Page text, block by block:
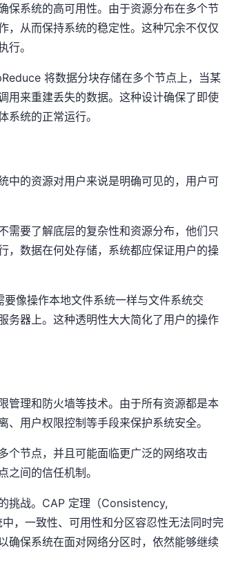
保系统的高可用性。由于资源分布在多个节
，从而保持系统的稳定性。这种冗余不仅仅
行。
将数据分块存储在多个节点上，当某
用来重建丢失的数据。这种设计确保了即使
统的正常运行。
中的资源对用户来说是明确可见的，用户可
需要了解底层的复杂性和资源分布，他们只
，数据在何处存储，系统都应保证用户的操
像操作本地文件系统一样与文件系统交
务器上。这种透明性大大简化了用户的操作
管理和防火墙等技术。由于所有资源都是本
用户权限控制等手段来保护系统安全。
个节点，并且可能面临更广泛的网络攻击
间的信任机制。
挑战。CAP 定理（Consistency,
，一致性、可用性和分区容忍性无法同时完
确保系统在面对网络分区时，依然能够继续